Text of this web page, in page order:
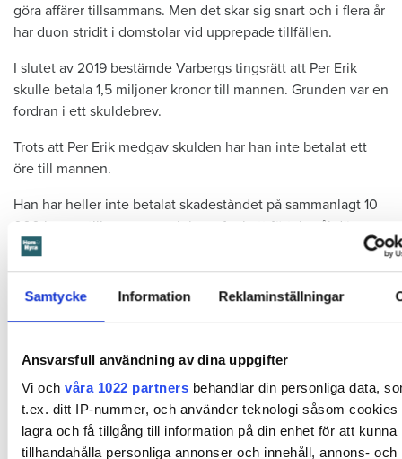
Samtycke Information Reklaminställningar
Ansvarsfull användning av dina uppgifter
Vi och våra 1022 partnersbehandlar din personliga data,
t.ex. ditt IP-nummer, och använder teknologi såsom cookies
lagra och få tillgång till information på din enhet för att kunna
tillhandahålla personliga annonser och innehåll, annons- och
göra affärer tillsammans. Men det skar sig snart och i flera år
har duon stridit i domstolar vid upprepade tillfällen.
I slutet av 2019 bestämde Varbergs tingsrätt att Per Erik
skulle betala 1,5 miljoner kronor till mannen. Grunden var en
fordran i ett skuldebrev.
Trots att Per Erik medgav skulden har han inte betalat ett
öre till mannen.
Han har heller inte betalat skadeståndet på sammanlagt 10
000 kronor till mannen och hans fru i ett förtalsmål där
parterna gjorde upp i godo.
Bor i Tyskland
Den före detta affärspartnern har flera gånger begärt att Per
hans begäran. Det beror på att han inte har kunnat visa att
Per Erik bodde, arbetade och verkade i Sverige.
Per Erik har hävdat att han bor i en stad i Tyskland och
Skatteverket har också en notering om att han utvandrade